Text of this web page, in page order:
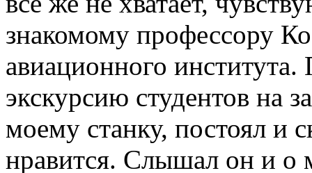
знакомому профессору
авиационного
экскурсию студентов на
моему станку, постоял и
нравится. Слышал он и о